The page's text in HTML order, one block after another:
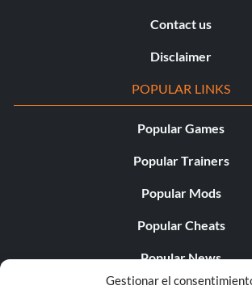
Gestionar el
Contact us
Disclaimer
POPULAR LINKS
Popular Games
Popular Trainers
Popular Mods
Popular Cheats
Popular News
Popular Editorials